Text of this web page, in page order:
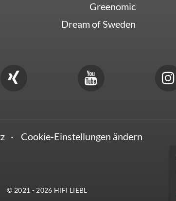
Greenomic
Dream of Sweden
Cookie-Einstellungen ändern
© 2021 - 2026 HIFI LIEBL